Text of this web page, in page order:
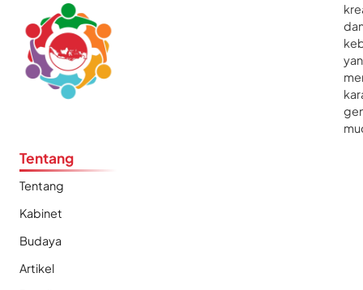
Tentang
Tentang
Kabinet
Budaya
Artikel